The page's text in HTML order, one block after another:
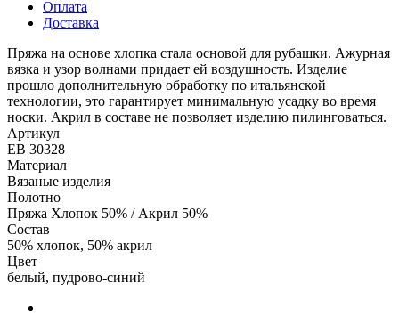
Оплата
Доставка
Пряжа на основе хлопка стала основой для рубашки. Ажурная
вязка и узор волнами придает ей воздушность. Изделие
прошло дополнительную обработку по итальянской
технологии, это гарантирует минимальную усадку во время
носки. Акрил в составе не позволяет изделию пилинговаться.
Артикул
ЕВ 30328
Материал
Вязаные изделия
Полотно
Пряжа Хлопок 50% / Акрил 50%
Состав
50% хлопок, 50% акрил
Цвет
белый, пудрово-синий